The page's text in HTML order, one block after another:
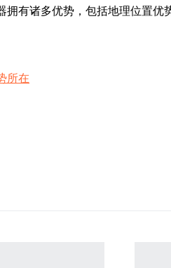
拥有诸多优势，包括地理位置
所在